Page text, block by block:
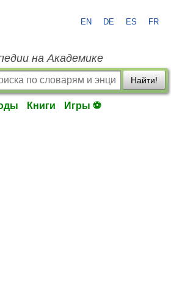
EN DE ES FR
на Академике
Найти!
Книги Игры ⚽